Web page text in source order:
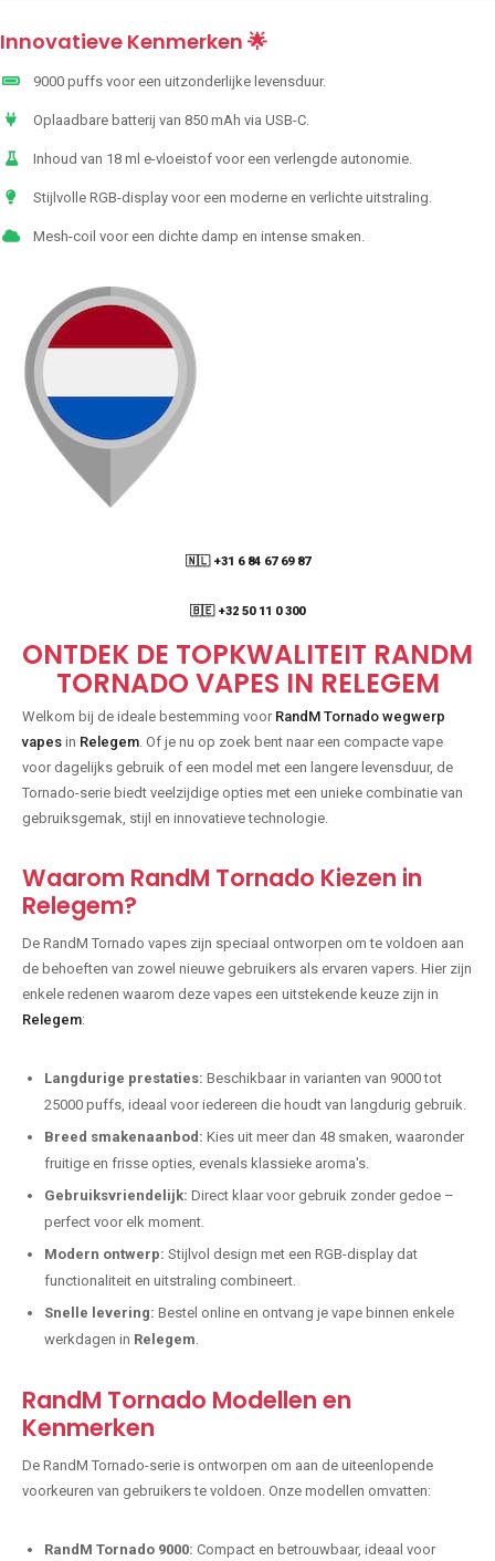
Innovatieve Kenmerken 🌟
9000 puffs voor een uitzonderlijke levensduur.
Oplaadbare batterij van 850 mAh via USB-C.
Inhoud van 18 ml e-vloeistof voor een verlengde autonomie.
Stijlvolle RGB-display voor een moderne en verlichte uitstraling.
Mesh-coil voor een dichte damp en intense smaken.
🇳🇱 +31 6 84 67 69 87
🇧🇪 +32 50 11 0 300
ONTDEK DE TOPKWALITEIT RANDM
TORNADO VAPES IN RELEGEM
Welkom bij de ideale bestemming voor RandM Tornado wegwerp
vapes in Relegem . Of je nu op zoek bent naar een compacte vape
voor dagelijks gebruik of een model met een langere levensduur, de
Tornado-serie biedt veelzijdige opties met een unieke combinatie van
gebruiksgemak, stijl en innovatieve technologie.
Waarom RandM Tornado Kiezen in
Relegem?
De RandM Tornado vapes zijn speciaal ontworpen om te voldoen aan
de behoeften van zowel nieuwe gebruikers als ervaren vapers. Hier zijn
enkele redenen waarom deze vapes een uitstekende keuze zijn in
Relegem:
Langdurige prestaties: Beschikbaar in varianten van 9000 tot
25000 puffs, ideaal voor iedereen die houdt van langdurig gebruik.
Breed smakenaanbod: Kies uit meer dan 48 smaken, waaronder
fruitige en frisse opties, evenals klassieke aroma's.
Gebruiksvriendelijk: Direct klaar voor gebruik zonder gedoe –
perfect voor elk moment.
Modern ontwerp: Stijlvol design met een RGB-display dat
functionaliteit en uitstraling combineert.
Snelle levering: Bestel online en ontvang je vape binnen enkele
werkdagen in Relegem
RandM Tornado Modellen en
Kenmerken
De RandM Tornado-serie is ontworpen om aan de uiteenlopende
voorkeuren van gebruikers te voldoen. Onze modellen omvatten:
RandM Tornado 9000: Compact en betrouwbaar, ideaal voor